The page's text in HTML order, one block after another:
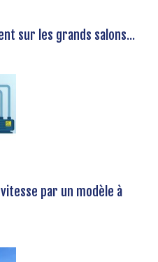
sur les grands salons...
par un modèle à